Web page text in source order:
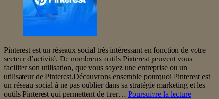
Pinterest est un réseaux social très intéressant en fonction de votre
secteur d’activité. De nombreux outils Pinterest peuvent vous
faciliter son utilisation, que vous soyez une entreprise ou un
utilisateur de Pinterest.Découvrons ensemble pourquoi Pinterest est
un réseau social à ne pas oublier dans sa stratégie marketing et les
outils Pinterest qui permettent de tirer… Poursuivre la lectureLes